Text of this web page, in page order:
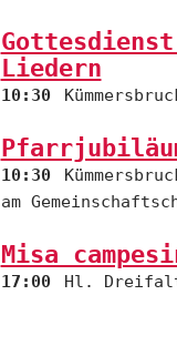
Liedern
10:30
10:30
am
Misa
17:00 Hl.